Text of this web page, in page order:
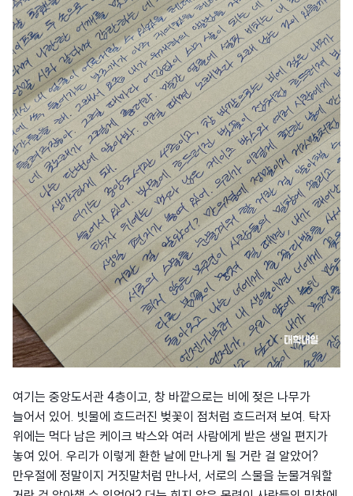
여기는 중앙도서관 4층이고, 창 바깥으로는 비에 젖은 나무가
늘어서 있어. 빗물에 흐드러진 벚꽃이 점처럼 흐드러져 보여. 탁자
위에는 먹다 남은 케이크 박스와 여러 사람에게 받은 생일 편지가
놓여 있어. 우리가 이렇게 환한 날에 만나게 될 거란 걸 알았어?
만우절에 정말이지 거짓말처럼 만나서, 서로의 스물을 눈물겨워할